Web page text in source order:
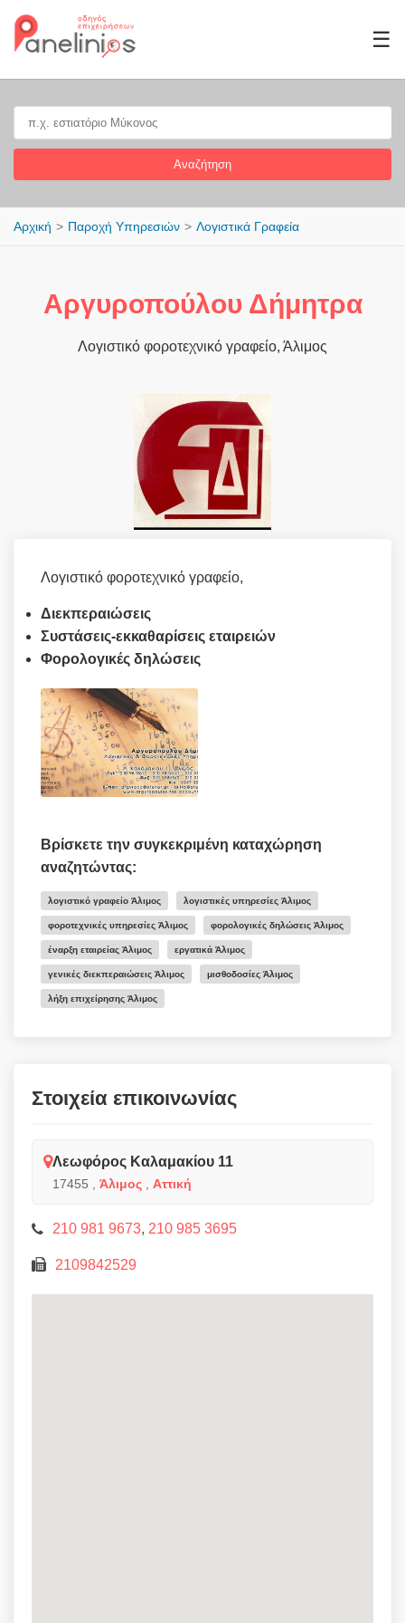
☰
Αναζήτηση
Αρχική Παροχή Υπηρεσιών Λογιστικά Γραφεία
Αργυροπούλου Δήμητρα
Λογιστικό φοροτεχνικό γραφείο, Άλιμος
Λογιστικό φοροτεχνικό γραφείο,
Διεκπεραιώσεις
Συστάσεις-εκκαθαρίσεις εταιρειών
Φορολογικές δηλώσεις
Βρίσκετε την συγκεκριμένη καταχώρηση
αναζητώντας:
λογιστικό γραφείο Άλιμος λογιστικές υπηρεσίες Άλιμος
φοροτεχνικές υπηρεσίες Άλιμος φορολογικές δηλώσεις Άλιμος
έναρξη εταιρείας Άλιμος εργατικά Άλιμος
γενικές διεκπεραιώσεις Άλιμος μισθοδοσίες Άλιμος
λήξη επιχείρησης Άλιμος
Στοιχεία επικοινωνίας
Λεωφόρος Καλαμακίου 11
17455 Άλιμος Αττική
210 981 9673, 210 985 3695
2109842529